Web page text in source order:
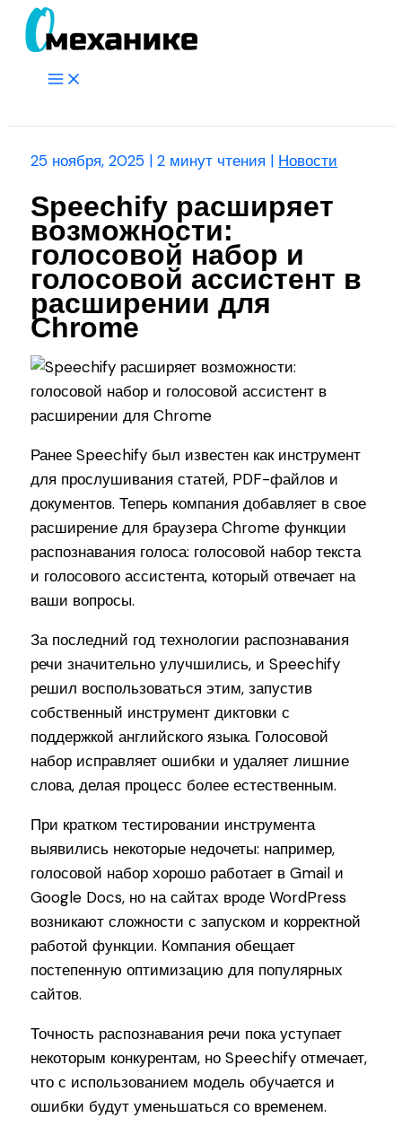
Перейти
Main
25 ноября, 2025 |2 минут чтения | Новости
Speechify расширяет
возможности:
голосовой набор и
голосовой ассистент в
расширении для
Chrome
Ранее Speechify был известен как инструмент
для прослушивания статей, PDF-файлов и
документов. Теперь компания добавляет в свое
расширение для браузера Chrome функции
распознавания голоса: голосовой набор текста
и голосового ассистента, который отвечает на
ваши вопросы.
За последний год технологии распознавания
речи значительно улучшились, и Speechify
решил воспользоваться этим, запустив
собственный инструмент диктовки с
поддержкой английского языка. Голосовой
набор исправляет ошибки и удаляет лишние
слова, делая процесс более естественным.
При кратком тестировании инструмента
выявились некоторые недочеты: например,
голосовой набор хорошо работает в Gmail и
Google Docs, но на сайтах вроде WordPress
возникают сложности с запуском и корректной
работой функции. Компания обещает
постепенную оптимизацию для популярных
сайтов.
Точность распознавания речи пока уступает
некоторым конкурентам, но Speechify отмечает,
что с использованием модель обучается и
ошибки будут уменьшаться со временем.